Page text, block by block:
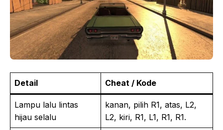
Detail Cheat / Kode
Lampu lalu lintas
hijau selalu
kanan, pilih R1, atas, L2,
L2, kiri, R1, L1, R1, R1.